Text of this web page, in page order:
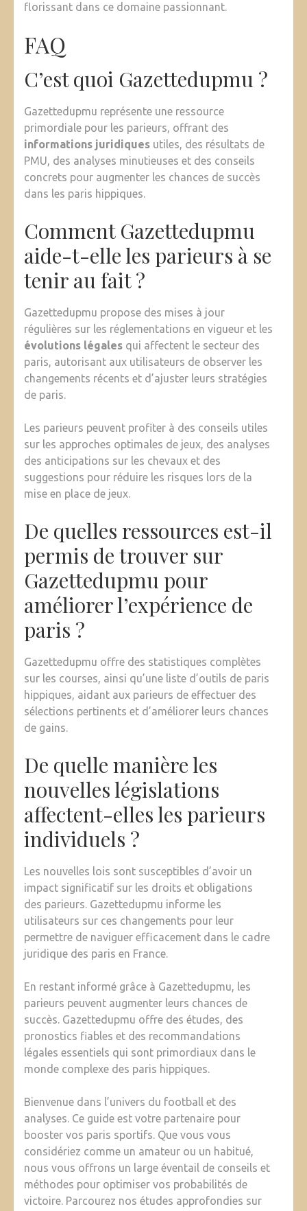
florissant dans ce domaine passionnant.
FAQ
C’est quoi Gazettedupmu ?
Gazettedupmu représente une ressource
primordiale pour les parieurs, offrant des
informations juridiques utiles, des résultats de
PMU, des analyses minutieuses et des conseils
concrets pour augmenter les chances de succès
dans les paris hippiques.
Comment Gazettedupmu
aide-t-elle les parieurs à se
tenir au fait ?
Gazettedupmu propose des mises à jour
régulières sur les réglementations en vigueur et les
évolutions légales qui affectent le secteur des
paris, autorisant aux utilisateurs de observer les
changements récents et d’ajuster leurs stratégies
de paris.
Les parieurs peuvent profiter à des conseils utiles
sur les approches optimales de jeux, des analyses
des anticipations sur les chevaux et des
suggestions pour réduire les risques lors de la
mise en place de jeux.
De quelles ressources est-il
permis de trouver sur
Gazettedupmu pour
améliorer l’expérience de
paris ?
Gazettedupmu offre des statistiques complètes
sur les courses, ainsi qu’une liste d’outils de paris
hippiques, aidant aux parieurs de effectuer des
sélections pertinents et d’améliorer leurs chances
de gains.
De quelle manière les
nouvelles législations
affectent-elles les parieurs
individuels ?
Les nouvelles lois sont susceptibles d’avoir un
impact significatif sur les droits et obligations
des parieurs. Gazettedupmu informe les
utilisateurs sur ces changements pour leur
permettre de naviguer efficacement dans le cadre
juridique des paris en France.
En restant informé grâce à Gazettedupmu, les
parieurs peuvent augmenter leurs chances de
succès. Gazettedupmu offre des études, des
pronostics fiables et des recommandations
légales essentiels qui sont primordiaux dans le
monde complexe des paris hippiques.
Bienvenue dans l’univers du football et des
analyses. Ce guide est votre partenaire pour
booster vos paris sportifs. Que vous vous
considériez comme un amateur ou un habitué,
nous vous offrons un large éventail de conseils et
méthodes pour optimiser vos probabilités de
victoire. Parcourez nos études approfondies sur